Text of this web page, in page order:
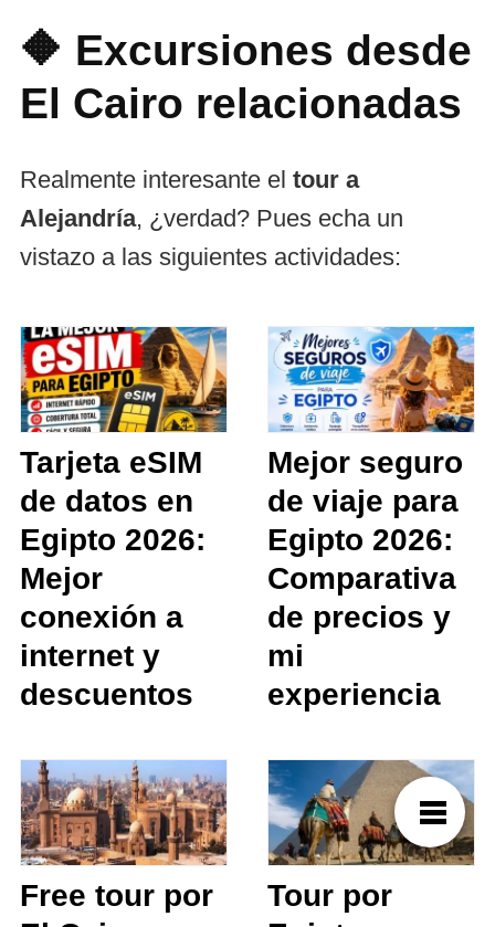
🔶 Excursiones desde
El Cairo relacionadas
Realmente interesante el tour a
Alejandría, ¿verdad? Pues echa un
vistazo a las siguientes actividades:
Tarjeta eSIM
de datos en
Egipto 2026:
Mejor
conexión a
internet y
descuentos
Mejor seguro
de viaje para
Egipto 2026:
Comparativa
de precios y
mi
experiencia
Free tour por
Tour por